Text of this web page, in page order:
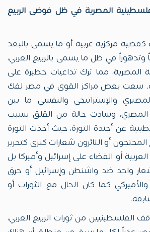
المصرية في ظل فوضى الربيع
كقضية مركزية عربية أو ما يسمى بالبعد
وتدهوراً في ظل ما يسمى بالربيع العربي،
مما ترك تداعيات خطيرة على
سعت بعض مراكز القوى في مصر لفك
والإستراتيجي والنفسي ما بين
وسادت حالة من القلق بسبب
عن أجندة الثورة، حيث أخذت الثورة
أو الثائرون شعارات كبرى كتحرير
أو القضاء على إسرائيل وأميركا بل
واحد ضد واشنطن وإسرائيل أو حرق
والأميركي كما كان الحال مع الثورات أو
الفلسطينيين من ثورات الربيع العربي،